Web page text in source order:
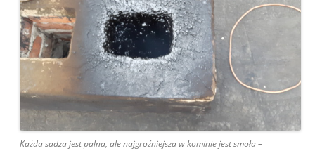
Każda sadza jest palna, ale najgroźniejsza w kominie jest smoła –